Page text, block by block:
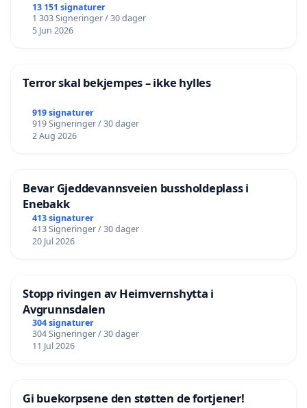
13 151 signaturer
1 303 Signeringer / 30 dager
5 Jun 2026
Terror skal bekjempes – ikke hylles
919 signaturer
919 Signeringer / 30 dager
2 Aug 2026
Bevar Gjeddevannsveien bussholdeplass i
Enebakk
413 signaturer
413 Signeringer / 30 dager
20 Jul 2026
Stopp rivingen av Heimvernshytta i
Avgrunnsdalen
304 signaturer
304 Signeringer / 30 dager
11 Jul 2026
Gi buekorpsene den støtten de fortjener!